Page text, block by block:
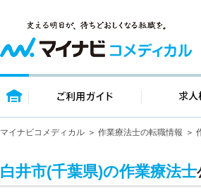
トップページ ご利用ガイド
マイナビコメディカル 作業療法士の転職情報
白井市(千葉県)の作業療法士